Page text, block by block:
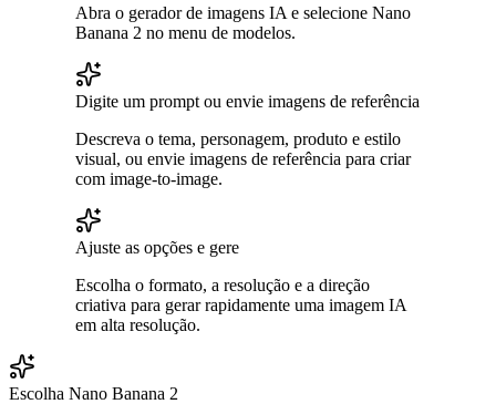
Abra o gerador de imagens IA e selecione Nano
Banana 2 no menu de modelos.
Digite um prompt ou envie imagens de referência
Descreva o tema, personagem, produto e estilo
visual, ou envie imagens de referência para criar
com image-to-image.
Ajuste as opções e gere
Escolha o formato, a resolução e a direção
criativa para gerar rapidamente uma imagem IA
em alta resolução.
Escolha Nano Banana 2